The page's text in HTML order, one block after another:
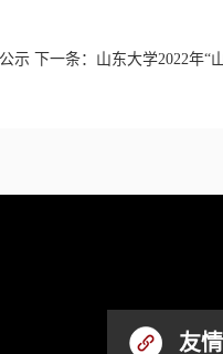
示 下一条： 山东大学2022年“
友